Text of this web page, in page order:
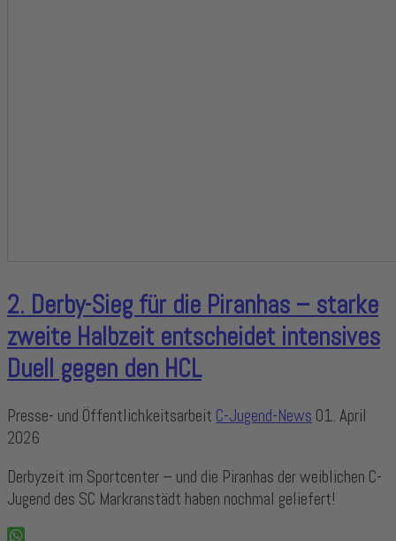
2. Derby-Sieg für die Piranhas – starke
zweite Halbzeit entscheidet intensives
Duell gegen den HCL
Presse- und Öffentlichkeitsarbeit C-Jugend-News 01. April
2026
Derbyzeit im Sportcenter – und die Piranhas der weiblichen C-
Jugend des SC Markranstädt haben nochmal geliefert!